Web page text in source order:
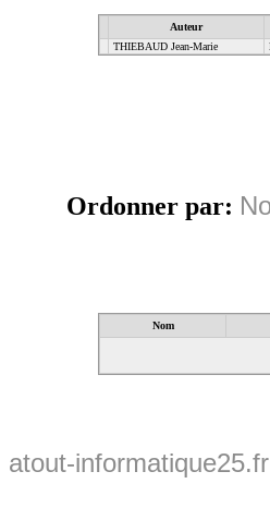
Auteur
THIEBAUD Jean-Marie
Ordonner par:
Nom
atout-informatique25.fr